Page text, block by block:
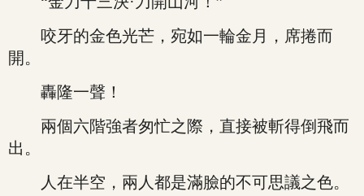
咬牙的金色光芒，宛如一輪金月，席捲而
開。
轟隆一聲！
兩個六階強者匆忙之際，直接被斬得倒飛而
出。
人在半空，兩人都是滿臉的不可思議之色。